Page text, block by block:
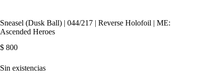
Sneasel (Dusk Ball) | 044/217 | Reverse Holofoil | ME:
Ascended Heroes
$ 800
Sin existencias